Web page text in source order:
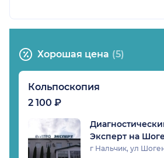
Хорошая цена (5)
Кольпоскопия
2 100 ₽
Эксперт на
г Нальчик, ул